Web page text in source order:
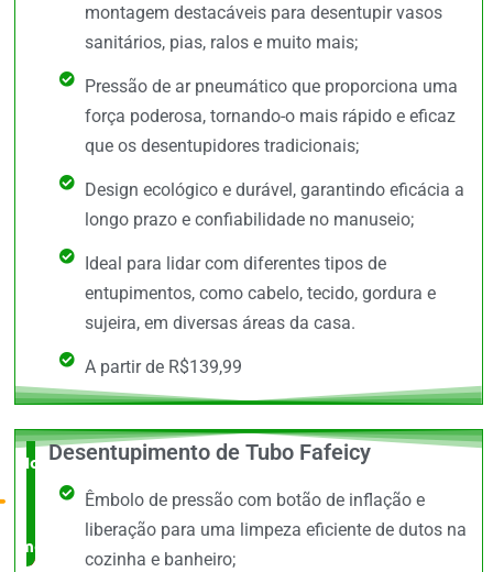
montagem destacáveis para desentupir vasos
sanitários, pias, ralos e muito mais;
Pressão de ar pneumático que proporciona uma
força poderosa, tornando-o mais rápido e eficaz
que os desentupidores tradicionais;
Design ecológico e durável, garantindo eficácia a
longo prazo e confiabilidade no manuseio;
Ideal para lidar com diferentes tipos de
entupimentos, como cabelo, tecido, gordura e
sujeira, em diversas áreas da casa.
A partir de R$139,99
Novidade
no
mercado
Desentupimento de Tubo Fafeicy
Êmbolo de pressão com botão de inflação e
liberação para uma limpeza eficiente de dutos na
cozinha e banheiro;